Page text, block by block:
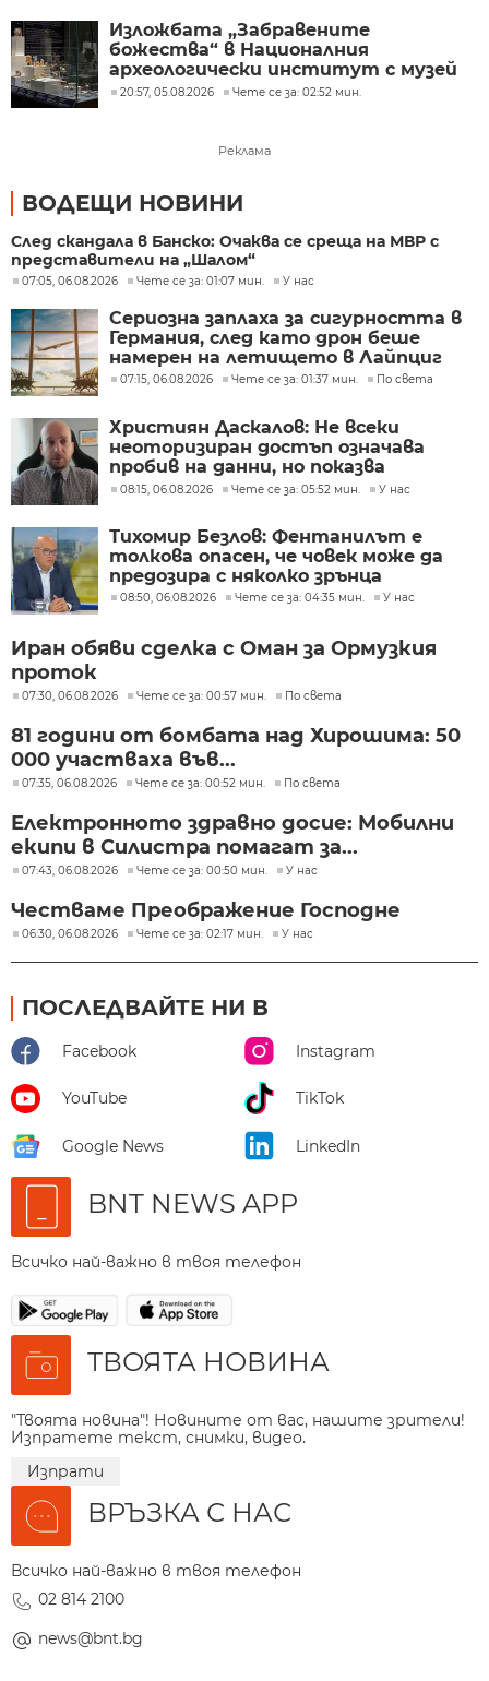
Изложбата „Забравените
божества“ в Националния
археологически институт с музей
при БАН
20:57, 05.08.2026 Чете се за: 02:52 мин.
Реклама
ВОДЕЩИ НОВИНИ
След скандала в Банско: Очаква се среща на МВР с
представители на „Шалом“
07:05, 06.08.2026 Чете се за: 01:07 мин. У нас
Сериозна заплаха за сигурността в
Германия, след като дрон беше
намерен на летището в Лайпциг
07:15, 06.08.2026 Чете се за: 01:37 мин. По света
Християн Даскалов: Не всеки
неоторизиран достъп означава
пробив на данни, но показва
сериозни пропуски в
08:15, 06.08.2026 Чете се за: 05:52 мин. У нас
Тихомир Безлов: Фентанилът е
толкова опасен, че човек може да
предозира с няколко зрънца
08:50, 06.08.2026 Чете се за: 04:35 мин. У нас
Иран обяви сделка с Оман за Ормузкия
проток
07:30, 06.08.2026 Чете се за: 00:57 мин. По света
81 години от бомбата над Хирошима: 50
000 участваха във...
07:35, 06.08.2026 Чете се за: 00:52 мин. По света
Електронното здравно досие: Мобилни
екипи в Силистра помагат за...
07:43, 06.08.2026 Чете се за: 00:50 мин. У нас
Честваме Преображение Господне
06:30, 06.08.2026 Чете се за: 02:17 мин. У нас
ПОСЛЕДВАЙТЕ НИ В
Facebook Instagram
YouTube TikTok
Google News LinkedIn
BNT NEWS APP
Всичко най-важно в твоя телефон
ТВОЯТА НОВИНА
"Твоята новина"! Новините от вас, нашите зрители!
Изпратете текст, снимки, видео.
Изпрати
ВРЪЗКА С НАС
Всичко най-важно в твоя телефон
02 814 2100
news@bnt.bg